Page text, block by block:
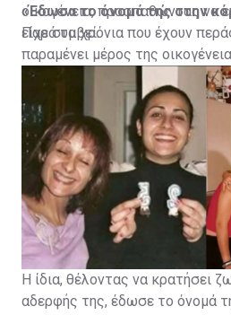
οικογένεια, προσπαθώντας να
είχε συμβεί.
«Έδωσα το όνομά της στην
Παρά τα χρόνια που έχουν
παραμένει μέρος της
καθημερινότητας της Γεωργίας.
Η ίδια, θέλοντας να κρατήσει
αδερφής της, έδωσε το όνομά